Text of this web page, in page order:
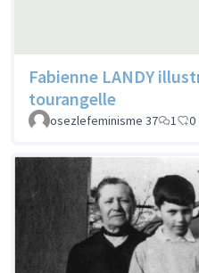
Fabienne LANDY
tourangelle
osezlefeminisme 37 1 0